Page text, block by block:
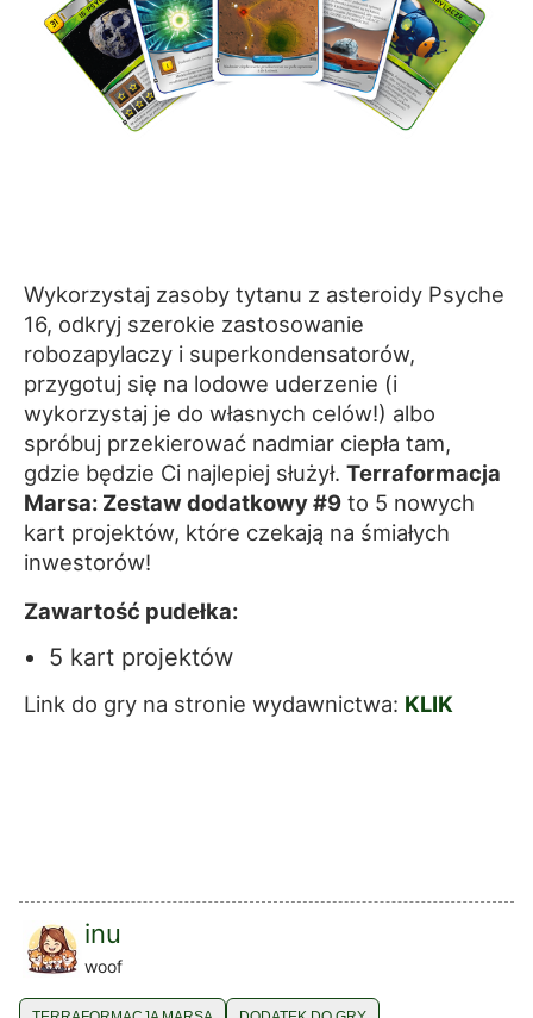
Wykorzystaj zasoby tytanu z asteroidy Psyche
16, odkryj szerokie zastosowanie
robozapylaczy i superkondensatorów,
przygotuj się na lodowe uderzenie (i
wykorzystaj je do własnych celów!) albo
spróbuj przekierować nadmiar ciepła tam,
gdzie będzie Ci najlepiej służył. Terraformacja
Marsa: Zestaw dodatkowy #9 to 5 nowych
kart projektów, które czekają na śmiałych
inwestorów!
Zawartość pudełka:
5 kart projektów
Link do gry na stronie wydawnictwa: KLIK
inu
woof